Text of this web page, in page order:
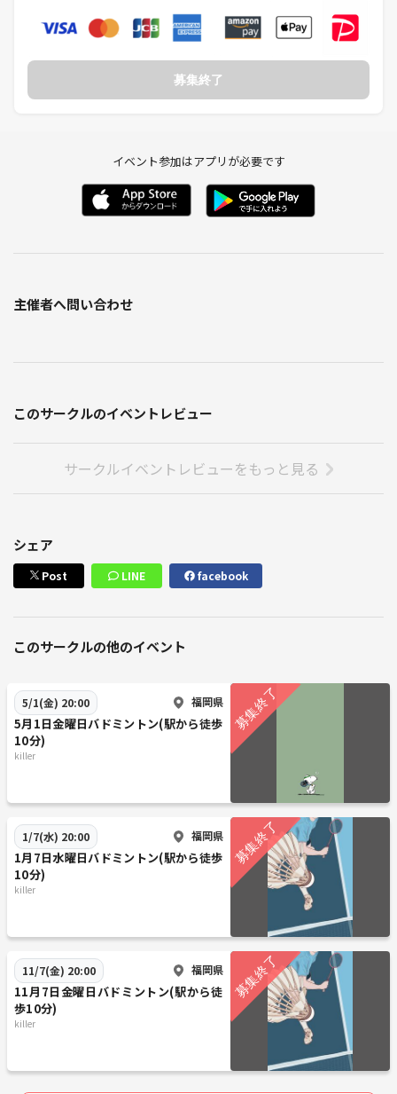
募集終了
イベント参加はアプリが必要です
主催者へ問い合わせ
このサークルのイベントレビュー
サークルイベントレビューをもっと見る
シェア
Post LINE facebook
このサークルの他のイベント
5/1(金) 20:00 福岡県
5月1日金曜日バドミントン(駅から徒歩
10分)
killer
1/7(水) 20:00 福岡県
1月7日水曜日バドミントン(駅から徒歩
10分)
killer
11/7(金) 20:00 福岡県
11月7日金曜日バドミントン(駅から徒
歩10分)
killer